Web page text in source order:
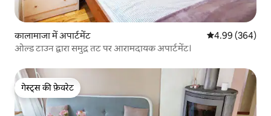
कालामाजा में अपार्टमेंट औसत रेटिंग 5 में से
4.99 (364)
ओल्ड टाउन द्वारा समुद्र तट पर आरामदायक अपार्टमेंट।
गेस्ट्स की फ़ेवरेट
गेस्ट्स की फ़ेवरेट